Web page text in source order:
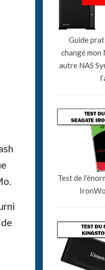
Guide
changé mon
autre NAS
Test de